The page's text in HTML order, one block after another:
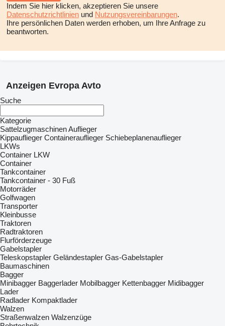
Indem Sie hier klicken, akzeptieren Sie unsere
Datenschutzrichtlinien und Nutzungsvereinbarungen.
Ihre persönlichen Daten werden erhoben, um Ihre Anfrage zu
beantworten.
Anzeigen Evropa Avto
Suche
Kategorie
SattelzugmaschinenAuflieger
Kippauflieger Containerauflieger Schiebeplanenauflieger
LKWs
Container LKW
Container
Tankcontainer
Tankcontainer - 30 Fuß
Motorräder
Golfwagen
Transporter
Kleinbusse
Traktoren
Radtraktoren
Flurförderzeuge
Gabelstapler
Teleskopstapler Geländestapler Gas-Gabelstapler
Baumaschinen
Bagger
Minibagger Baggerlader Mobilbagger Kettenbagger Midibagger
Lader
Radlader Kompaktlader
Walzen
Straßenwalzen Walzenzüge